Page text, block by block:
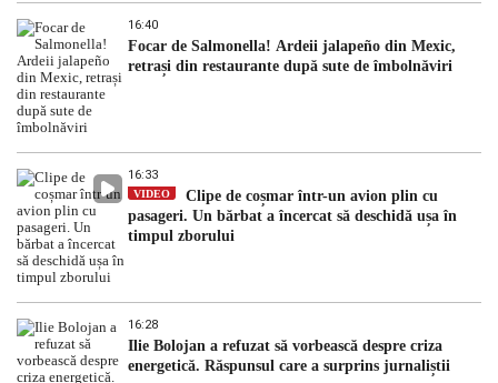
16:40
Focar de Salmonella! Ardeii jalapeño din Mexic,
retrași din restaurante după sute de îmbolnăviri
16:33
VIDEO
Clipe de coșmar într-un avion plin cu
pasageri. Un bărbat a încercat să deschidă ușa în
timpul zborului
16:28
Ilie Bolojan a refuzat să vorbească despre criza
energetică. Răspunsul care a surprins jurnaliștii